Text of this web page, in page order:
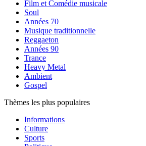
Film et Comédie musicale
Soul
Années 70
Musique traditionnelle
Reggaeton
Années 90
Trance
Heavy Metal
Ambient
Gospel
Thèmes les plus populaires
Informations
Culture
Sports